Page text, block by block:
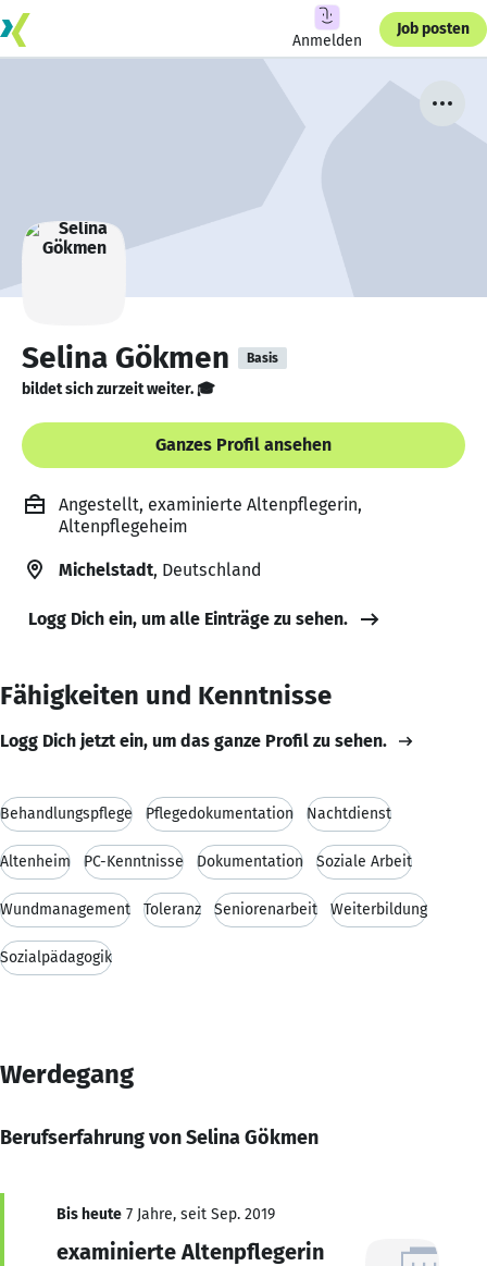
Anmelden
Job posten
Selina Gökmen Basis
bildet sich zurzeit weiter. 🎓
Ganzes Profil ansehen
Angestellt, examinierte Altenpflegerin,
Altenpflegeheim
Michelstadt, Deutschland
Logg Dich ein, um alle Einträge zu sehen.
Fähigkeiten und Kenntnisse
Logg Dich jetzt ein, um das ganze Profil zu sehen.
Behandlungspflege Pflegedokumentation Nachtdienst
Altenheim PC-Kenntnisse Dokumentation Soziale Arbeit
Wundmanagement Toleranz Seniorenarbeit Weiterbildung
Sozialpädagogik
Werdegang
Berufserfahrung von Selina Gökmen
Bis heute 7 Jahre, seit Sep. 2019
examinierte Altenpflegerin